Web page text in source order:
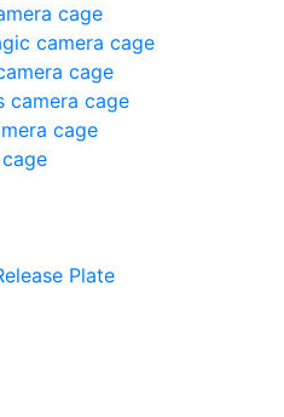
cage
camera cage
cage
camera cage
cage
Plate